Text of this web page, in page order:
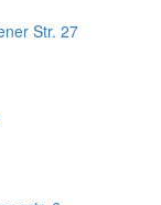
Str. 27